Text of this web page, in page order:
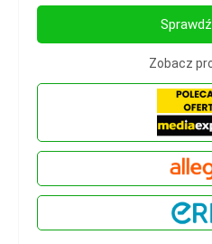
Zobacz